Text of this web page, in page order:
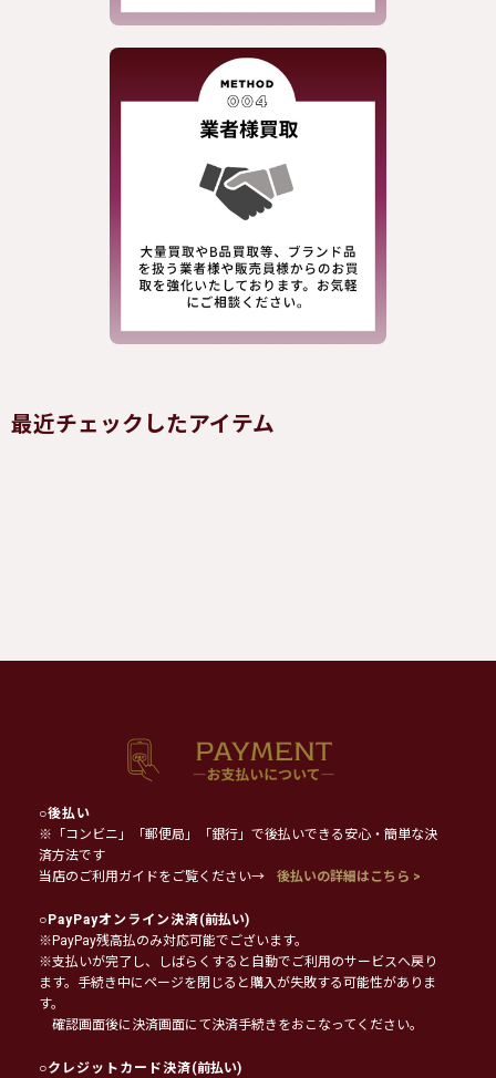
最近チェックしたアイテム
○後払い
※「コンビニ」「郵便局」「銀行」で後払いできる安心・簡単な決
済方法です
当店のご利用ガイドをご覧ください→
後払いの詳細はこちら >
○PayPayオンライン決済(前払い)
※PayPay残高払のみ対応可能でございます。
※支払いが完了し、しばらくすると自動でご利用のサービスへ戻り
ます。手続き中にページを閉じると購入が失敗する可能性がありま
す。
確認画面後に決済画面にて決済手続きをおこなってください。
○クレジットカード決済(前払い)